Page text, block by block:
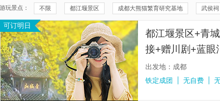
游玩景点： 不限 都江堰景区 成都大熊猫繁育研究基地 武侯祠
仰天窝广场 南桥 熊猫谷
都江堰景区-二王庙 天府源蓝眼泪 四姑娘山景区
秦堰楼 毕棚沟 四川博物院
金顶 大熊猫月亮产房 春熙路 四川科技馆
大熊猫1号别墅 锦里古街
可订明日
都江堰景区+青
接+赠川剧+蓝眼
餐】
出发地：成都
铁定成团
无自费